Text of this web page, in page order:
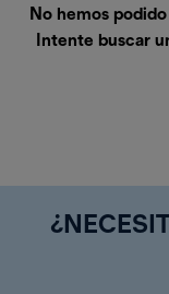
No hemos
Intente buscar